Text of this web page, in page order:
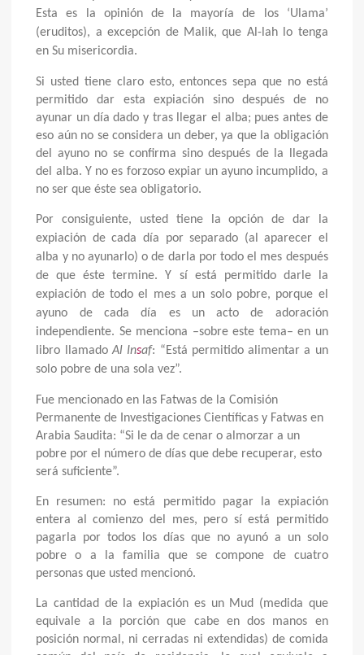
Esta es la opinión de la mayoría de los ‘Ulama’
(eruditos), a excepción de Malik, que Al-lah lo tenga
en Su misericordia.
Si usted tiene claro esto, entonces sepa que no está
permitido dar esta expiación sino después de no
ayunar un día dado y tras llegar el alba; pues antes de
eso aún no se considera un deber, ya que la obligación
del ayuno no se confirma sino después de la llegada
del alba. Y no es forzoso expiar un ayuno incumplido, a
no ser que éste sea obligatorio.
Por consiguiente, usted tiene la opción de dar la
expiación de cada día por separado (al aparecer el
alba y no ayunarlo) o de darla por todo el mes después
de que éste termine. Y sí está permitido darle la
expiación de todo el mes a un solo pobre, porque el
ayuno de cada día es un acto de adoración
independiente. Se menciona –sobre este tema– en un
libro llamadoAl Insaf: “Está permitido alimentar a un
solo pobre de una sola vez”.
Fue mencionado en las Fatwas de la Comisión
Permanente de Investigaciones Científicas y Fatwas en
Arabia Saudita: “Si le da de cenar o almorzar a un
pobre por el número de días que debe recuperar, esto
será suficiente”.
En resumen: no está permitido pagar la expiación
entera al comienzo del mes, pero sí está permitido
pagarla por todos los días que no ayunó a un solo
pobre o a la familia que se compone de cuatro
personas que usted mencionó.
La cantidad de la expiación es un Mud (medida que
equivale a la porción que cabe en dos manos en
posición normal, ni cerradas ni extendidas) de comida